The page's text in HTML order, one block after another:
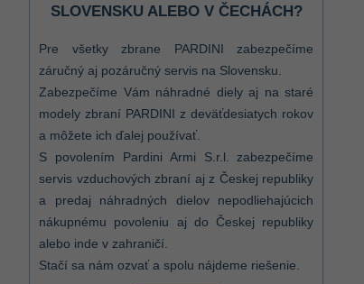
SLOVENSKU ALEBO V ČECHÁCH?
Pre všetky zbrane PARDINI zabezpečíme
záručný aj pozáručný servis na Slovensku.
Zabezpečíme Vám náhradné diely aj na staré
modely zbraní PARDINI z deväťdesiatych rokov
a môžete ich ďalej používať.
S povolením Pardini Armi S.r.l. zabezpečíme
servis vzduchových zbraní aj z Českej republiky
a predaj náhradných dielov nepodliehajúcich
nákupnému povoleniu aj do Českej republiky
alebo inde v zahraničí.
Stačí sa nám ozvať a spolu nájdeme riešenie.